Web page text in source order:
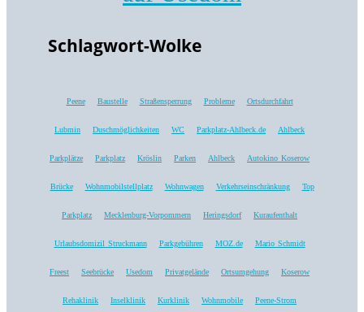
Schlagwort-Wolke
Peene Baustelle Straßensperrung Probleme Ortsdurchfahrt
Lubmin Duschmöglichkeiten WC Parkplatz-Ahlbeck.de Ahlbeck
Parkplätze Parkplatz Kröslin Parken Ahlbeck Autokino Koserow
Brücke Wohnmobilstellplatz Wohnwagen Verkehrseinschränkung Top
Parkplatz Mecklenburg-Vorpommern Heringsdorf Kuraufenthalt
Urlaubsdomizil Struckmann Parkgebühren MOZ.de Mario Schmidt
Freest Seebrücke Usedom Privatgelände Ortsumgehung Koserow
Rehaklinik Inselklinik Kurklinik Wohnmobile Peene-Strom